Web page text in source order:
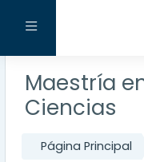
Panel lateral
Maestría
Ciencias
Página Principal